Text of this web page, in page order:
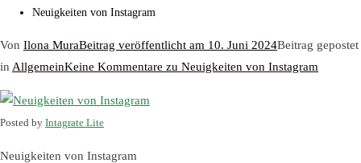
Neuigkeiten von Instagram
Von Ilona MuraBeitrag veröffentlicht am 10. Juni 2024Beitrag gepostet
in AllgemeinKeine Kommentare zu Neuigkeiten von Instagram
Posted by Intagrate Lite
Neuigkeiten von Instagram